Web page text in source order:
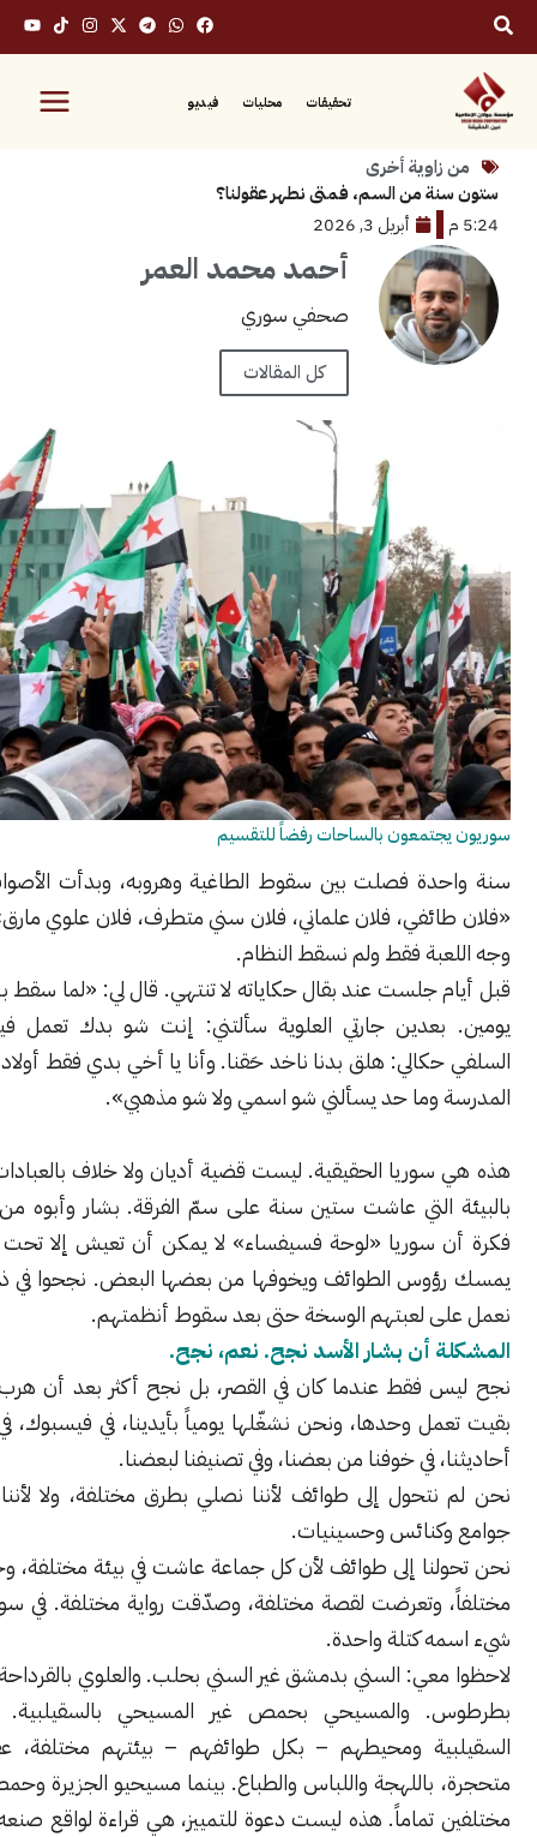
محليات فيديو
أخرى
من السم، فمتى نطهر عقولنا؟
أبريل 3, 2026
أحمد محمد العمر
صحفي سوري
بالساحات رفضاً للتقسيم
فصلت بين سقوط الطاغية وهروبه، وبدأت الأصوات تتصاعد:
فلان علماني، فلان سني متطرف، فلان علوي مارق» كأننا غيرنا
فقط ولم نسقط النظام.
جلست عند بقال حكاياته لا تنتهي. قال لي: «لما سقط بشار، فرحت
جارتي العلوية سألتني: إنت شو بدك تعمل فينا؟ وجاري
هلق بدنا ناخد حَقنا. وأنا يا أخي بدي فقط أولادي يروحوا ع
وما حد يسألني شو اسمي ولا شو مذهبي».
الحقيقية. ليست قضية أديان ولا خلاف بالعبادات. مشكلتنا
التي عاشت ستين سنة على سمّ الفرقة. بشار وأبوه من قبله زرعوا
سوريا «لوحة فسيفساء» لا يمكن أن تعيش إلا تحت حاكم قوي
الطوائف ويخوفها من بعضها البعض. نجحوا في ذلك، ومازلنا
لعبتهم الوسخة حتى بعد سقوط أنظمتهم.
أن بشار الأسد نجح. نعم، نجح.
فقط عندما كان في القصر، بل نجح أكثر بعد أن هرب. لأن لعبته
وحدها، ونحن نشغّلها يومياً بأيدينا، في فيسبوك، في الإعلام، في
في خوفنا من بعضنا، وفي تصنيفنا لبعضنا.
إلى طوائف لأننا نصلي بطرق مختلفة، ولا لأننا نذهب إلى
وحسينيات.
إلى طوائف لأن كل جماعة عاشت في بيئة مختلفة، وخافت خوفاً
وتعرضت لقصة مختلفة، وصدّقت رواية مختلفة. في سوريا لا يوجد
كتلة واحدة.
السني بدمشق غير السني بحلب. والعلوي بالقرداحة غير العلوي
والمسيحي بحمص غير المسيحي بالسقيلبية. مثلا، أهل
ومحيطهم – بكل طوائفهم – بيئتهم مختلفة، عقلية بدوية
باللهجة واللباس والطباع. بينما مسيحيو الجزيرة وحمص ودمشق
تماماً. هذه ليست دعوة للتمييز، هي قراءة لواقع صنعه نظام على